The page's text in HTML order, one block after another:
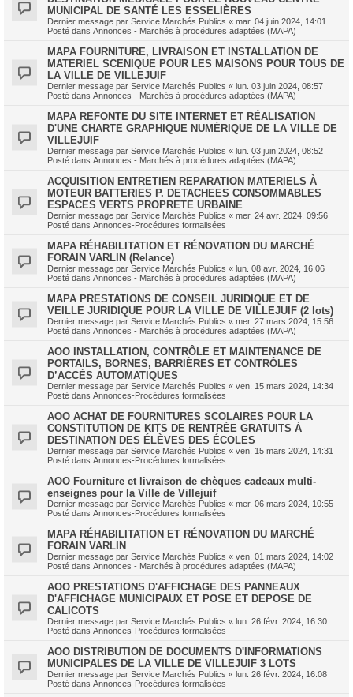
MUNICIPAL DE SANTÉ LES ESSELIÈRES
Dernier message par Service Marchés Publics « mar. 04 juin 2024, 14:01
Posté dans Annonces - Marchés à procédures adaptées (MAPA)
MAPA FOURNITURE, LIVRAISON ET INSTALLATION DE
MATERIEL SCENIQUE POUR LES MAISONS POUR TOUS DE
LA VILLE DE VILLEJUIF
Dernier message par Service Marchés Publics « lun. 03 juin 2024, 08:57
Posté dans Annonces - Marchés à procédures adaptées (MAPA)
MAPA REFONTE DU SITE INTERNET ET RÉALISATION
D'UNE CHARTE GRAPHIQUE NUMÉRIQUE DE LA VILLE DE
VILLEJUIF
Dernier message par Service Marchés Publics « lun. 03 juin 2024, 08:52
Posté dans Annonces - Marchés à procédures adaptées (MAPA)
ACQUISITION ENTRETIEN REPARATION MATERIELS À
MOTEUR BATTERIES P. DETACHEES CONSOMMABLES
ESPACES VERTS PROPRETE URBAINE
Dernier message par Service Marchés Publics « mer. 24 avr. 2024, 09:56
Posté dans Annonces-Procédures formalisées
MAPA RÉHABILITATION ET RÉNOVATION DU MARCHÉ
FORAIN VARLIN (Relance)
Dernier message par Service Marchés Publics « lun. 08 avr. 2024, 16:06
Posté dans Annonces - Marchés à procédures adaptées (MAPA)
MAPA PRESTATIONS DE CONSEIL JURIDIQUE ET DE
VEILLE JURIDIQUE POUR LA VILLE DE VILLEJUIF (2 lots)
Dernier message par Service Marchés Publics « mer. 27 mars 2024, 15:56
Posté dans Annonces - Marchés à procédures adaptées (MAPA)
AOO INSTALLATION, CONTRÔLE ET MAINTENANCE DE
PORTAILS, BORNES, BARRIÈRES ET CONTRÔLES
D’ACCÈS AUTOMATIQUES
Dernier message par Service Marchés Publics « ven. 15 mars 2024, 14:34
Posté dans Annonces-Procédures formalisées
AOO ACHAT DE FOURNITURES SCOLAIRES POUR LA
CONSTITUTION DE KITS DE RENTRÉE GRATUITS À
DESTINATION DES ÉLÈVES DES ÉCOLES
Dernier message par Service Marchés Publics « ven. 15 mars 2024, 14:31
Posté dans Annonces-Procédures formalisées
AOO Fourniture et livraison de chèques cadeaux multi-
enseignes pour la Ville de Villejuif
Dernier message par Service Marchés Publics « mer. 06 mars 2024, 10:55
Posté dans Annonces-Procédures formalisées
MAPA RÉHABILITATION ET RÉNOVATION DU MARCHÉ
FORAIN VARLIN
Dernier message par Service Marchés Publics « ven. 01 mars 2024, 14:02
Posté dans Annonces - Marchés à procédures adaptées (MAPA)
AOO PRESTATIONS D'AFFICHAGE DES PANNEAUX
D'AFFICHAGE MUNICIPAUX ET POSE ET DEPOSE DE
CALICOTS
Dernier message par Service Marchés Publics « lun. 26 févr. 2024, 16:30
Posté dans Annonces-Procédures formalisées
AOO DISTRIBUTION DE DOCUMENTS D'INFORMATIONS
MUNICIPALES DE LA VILLE DE VILLEJUIF 3 LOTS
Dernier message par Service Marchés Publics « lun. 26 févr. 2024, 16:08
Posté dans Annonces-Procédures formalisées